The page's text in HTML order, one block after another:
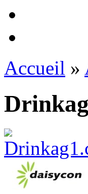
Accueil »